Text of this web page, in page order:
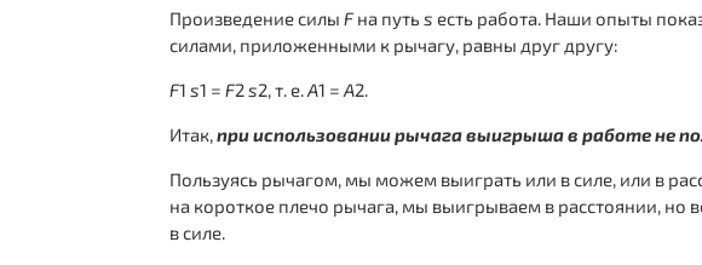
Произведение силы Fна путь s есть работа. Наши опыты
силами, приложенными к рычагу, равны друг другу:
F1 s1 = F2 s2, т. е.А1 = А2.
Итак,при использовании рычага выигрыша в работе не
Пользуясь рычагом, мы можем выиграть или в силе, или в
на короткое плечо рычага, мы выигрываем в расстоянии, но
в силе.